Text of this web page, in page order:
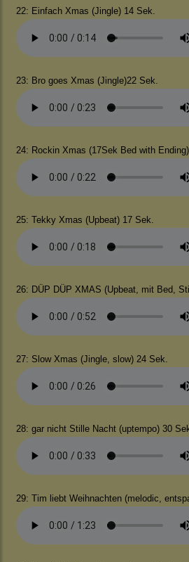
22: Einfach Xmas (Jingle) 14 Sek.
23: Bro goes Xmas (Jingle)22 Sek.
24: Rockin Xmas (17Sek Bed with
25: Tekky Xmas (Upbeat) 17 Sek.
26: DÜP DÜP XMAS (Upbeat, mit Bed,
27: Slow Xmas (Jingle, slow) 24 Sek.
28: gar nicht Stille Nacht (uptempo) 30
29: Tim liebt Weihnachten (melodic,